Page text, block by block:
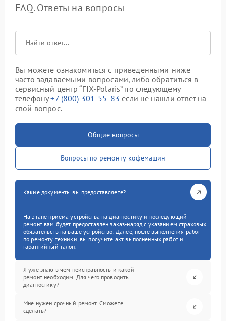
FAQ. Ответы на вопросы
Вы можете ознакомиться с приведенными ниже
часто задаваемыми вопросами, либо обратиться в
сервисный центр “FIX-Polaris” по следующему
телефону+7 (800) 301-55-83 если не нашли ответ на
свой вопрос.
Общие вопросы
Вопросы по ремонту кофемашин
Какие документы вы предоставляете?
На этапе приема устройства на диагностику и последующий
ремонт вам будет предоставлен заказ-наряд с указанием страховых
обязательств на ваше устройство. Далее, после выполнения работ
по ремонту техники, вы получите акт выполненных работ и
гарантийный талон.
Я уже знаю в чем неисправность и какой
ремонт необходим. Для чего проводить
диагностику?
Мне нужен срочный ремонт. Сможете
сделать?